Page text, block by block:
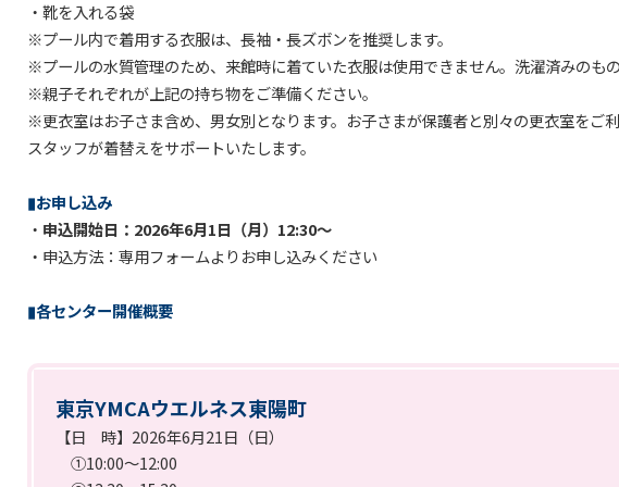
・靴を入れる袋
※プール内で着用する衣服は、長袖・長ズボンを推奨します。
※プールの水質管理のため、来館時に着ていた衣服は使用できません。洗濯済みのも
※親子それぞれが上記の持ち物をご準備ください。
※更衣室はお子さま含め、男女別となります。お子さまが保護者と別々の更衣室をご利
スタッフが着替えをサポートいたします。
▮お申し込み
・ 申込開始日：2026年6月1日（月）12:30～
・申込方法：専用フォームよりお申し込みください
▮各センター開催概要
東京YMCAウエルネス東陽町
【日 時】2026年6月21日（日）
①10:00～12:00